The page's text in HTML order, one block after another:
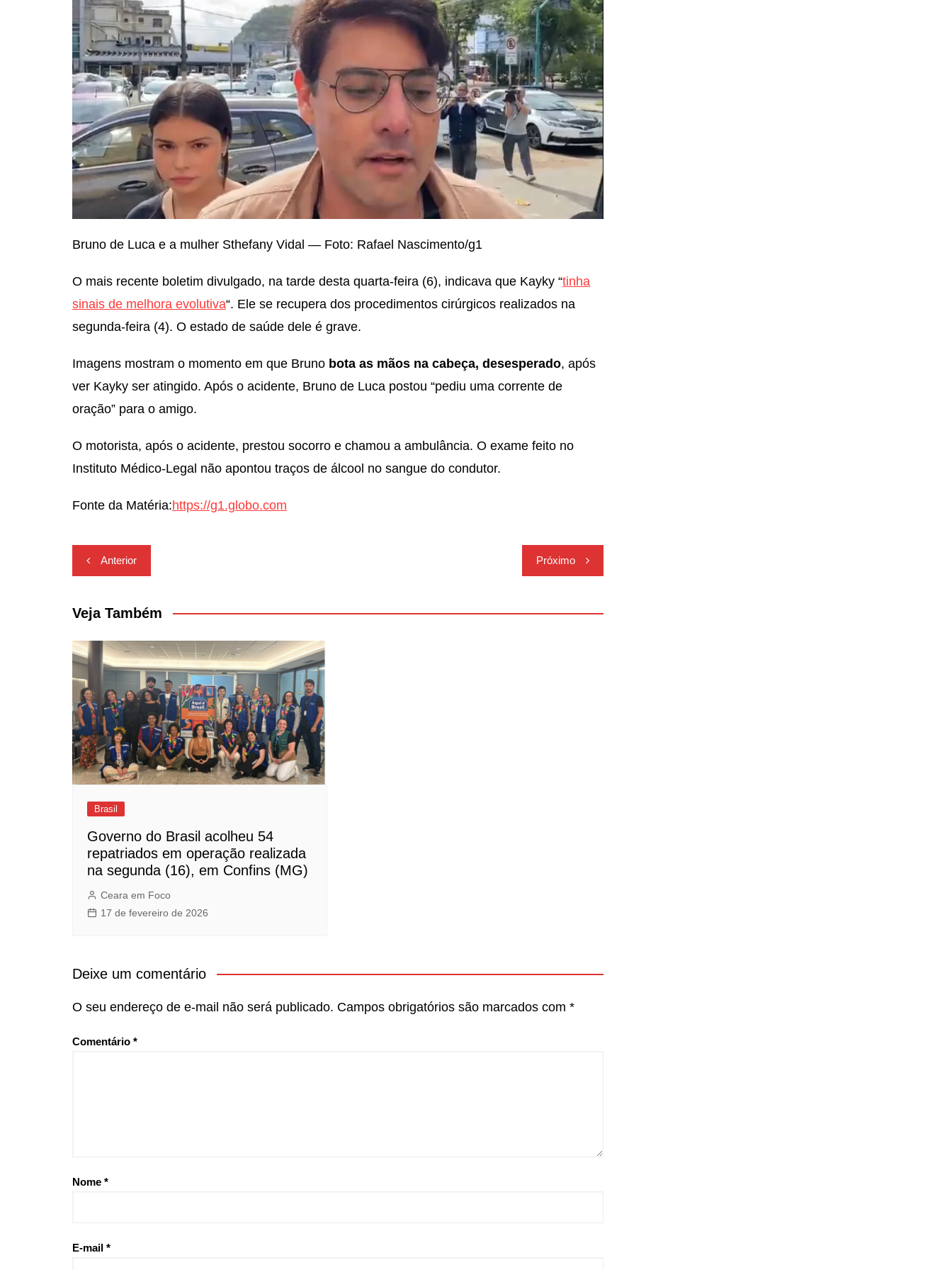
Bruno de Luca e a mulher Sthefany Vidal — Foto: Rafael Nascimento/g1
O mais recente boletim divulgado, na tarde desta quarta-feira (6), indicava que Kayky “tinha
sinais de melhora evolutiva“. Ele se recupera dos procedimentos cirúrgicos realizados na
segunda-feira (4). O estado de saúde dele é grave.
Imagens mostram o momento em que Bruno bota as mãos na cabeça, desesperado, após
ver Kayky ser atingido. Após o acidente, Bruno de Luca postou “pediu uma corrente de
oração” para o amigo.
O motorista, após o acidente, prestou socorro e chamou a ambulância. O exame feito no
Instituto Médico-Legal não apontou traços de álcool no sangue do condutor.
Fonte da Matéria:https://g1.globo.com
Navegação
de
Post
Anterior Próximo
Veja Também
Brasil
Governo do Brasil acolheu 54
repatriados em operação realizada
na segunda (16), em Confins (MG)
Ceara em Foco
17 de fevereiro de 2026
Deixe um comentário
O seu endereço de e-mail não será publicado. Campos obrigatórios são marcados com *
Comentário *
Nome *
E-mail *